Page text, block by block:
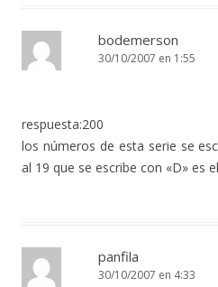
bodemerson
30/10/2007 en 1:55
respuesta:200
los números de esta serie se
al 19 que se escribe con «D» es
panfila
30/10/2007 en 4:33